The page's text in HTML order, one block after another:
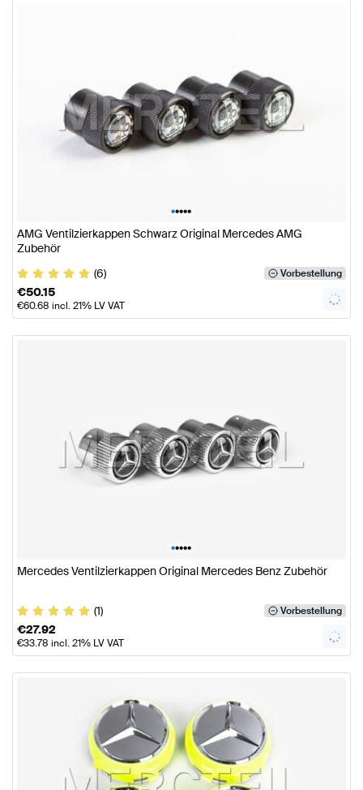
•••••
AMG Ventilzierkappen Schwarz Original Mercedes AMG
Zubehör
(6)
Vorbestellung
€50.15
€60.68 incl. 21% LV VAT
•••••
Mercedes Ventilzierkappen Original Mercedes Benz Zubehör
(1) Vorbestellung
€27.92
€33.78 incl. 21% LV VAT